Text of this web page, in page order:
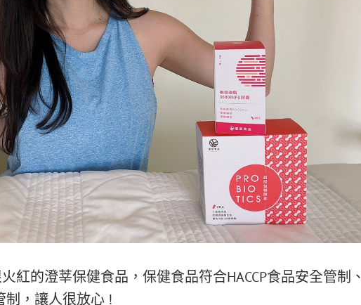
紅的澄莘保健食品，保健食品符合HACCP食品安全管制、
制，讓人很放心 !